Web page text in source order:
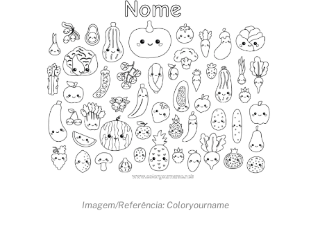
Imagem/Referência: Coloryourname